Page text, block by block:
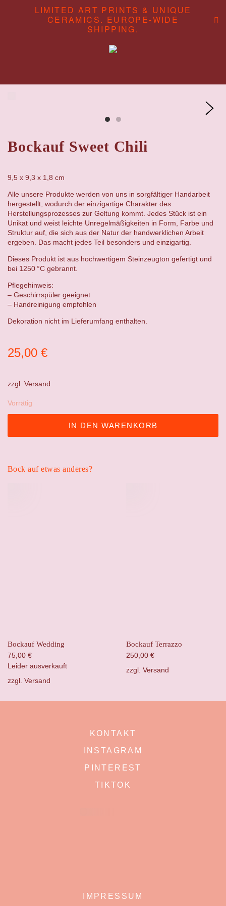
LIMITED ART PRINTS & UNIQUE
CERAMICS. EUROPE-WIDE
SHIPPING.
CONTENT STUDIO
Bockauf Sweet Chili
zzgl. Versand
25,00 €
Vorrätig
IN DEN WARENKORB
9,5 x 9,3 x 1,8 cm
Alle unsere Produkte werden von uns in sorgfältiger Handarbeit
hergestellt, wodurch der einzigartige Charakter des
Herstellungsprozesses zur Geltung kommt. Jedes Stück ist ein
Unikat und weist leichte Unregelmäßigkeiten in Form, Farbe und
Struktur auf, die sich aus der Natur der handwerklichen Arbeit
ergeben. Das macht jedes Teil besonders und einzigartig.
Dieses Produkt ist aus hochwertigem Steinzeugton gefertigt und
bei 1250 °C gebrannt.
Pflegehinweis:
– Geschirrspüler geeignet
– Handreinigung empfohlen
Dekoration nicht im Lieferumfang enthalten.
Bock auf etwas anderes?
Bockauf Wedding
75,00 €
Leider ausverkauft
zzgl. Versand
Bockauf Terrazzo
250,00 €
zzgl. Versand
KONTAKT
INSTAGRAM
PINTEREST
TIKTOK
IMPRESSUM